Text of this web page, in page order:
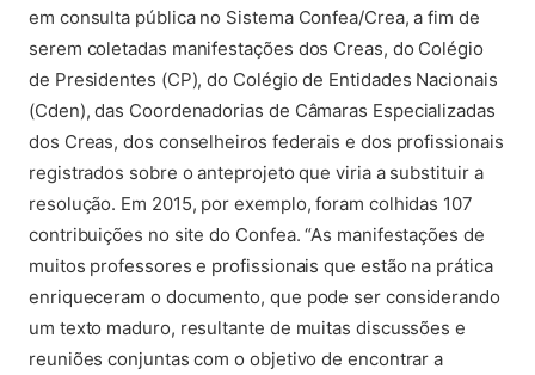
em consulta pública no Sistema Confea/Crea, a fim de
serem coletadas manifestações dos Creas, do Colégio
de Presidentes (CP), do Colégio de Entidades Nacionais
(Cden), das Coordenadorias de Câmaras Especializadas
dos Creas, dos conselheiros federais e dos profissionais
registrados sobre o anteprojeto que viria a substituir a
resolução. Em 2015, por exemplo, foram colhidas 107
contribuições no site do Confea. “As manifestações de
muitos professores e profissionais que estão na prática
enriqueceram o documento, que pode ser considerando
um texto maduro, resultante de muitas discussões e
reuniões conjuntas com o objetivo de encontrar a